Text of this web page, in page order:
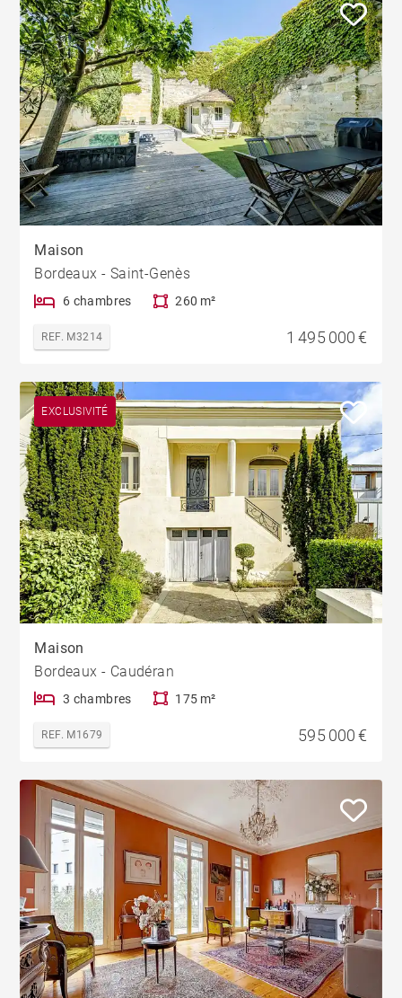
Maison
Bordeaux - Saint-Genès
6 chambres 260 m²
REF. M3214 1 495 000 €
EXCLUSIVITÉ
Maison
Bordeaux - Caudéran
3 chambres 175 m²
REF. M1679 595 000 €